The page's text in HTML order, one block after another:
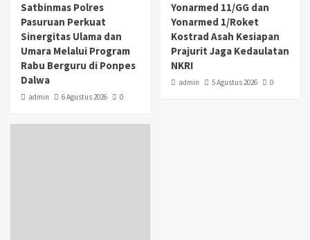
Satbinmas Polres
Pasuruan Perkuat
Sinergitas Ulama dan
Umara Melalui Program
Rabu Berguru di Ponpes
Dalwa
admin 6 Agustus 2026 0
Yonarmed 11/GG dan
Yonarmed 1/Roket
Kostrad Asah Kesiapan
Prajurit Jaga Kedaulatan
NKRI
admin 5 Agustus 2026 0